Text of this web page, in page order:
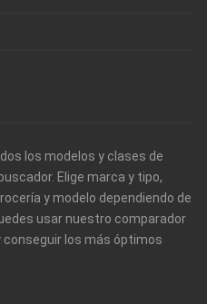
los modelos y clases de
Elige marca y tipo,
y modelo dependiendo de
usar nuestro comparador
los más óptimos